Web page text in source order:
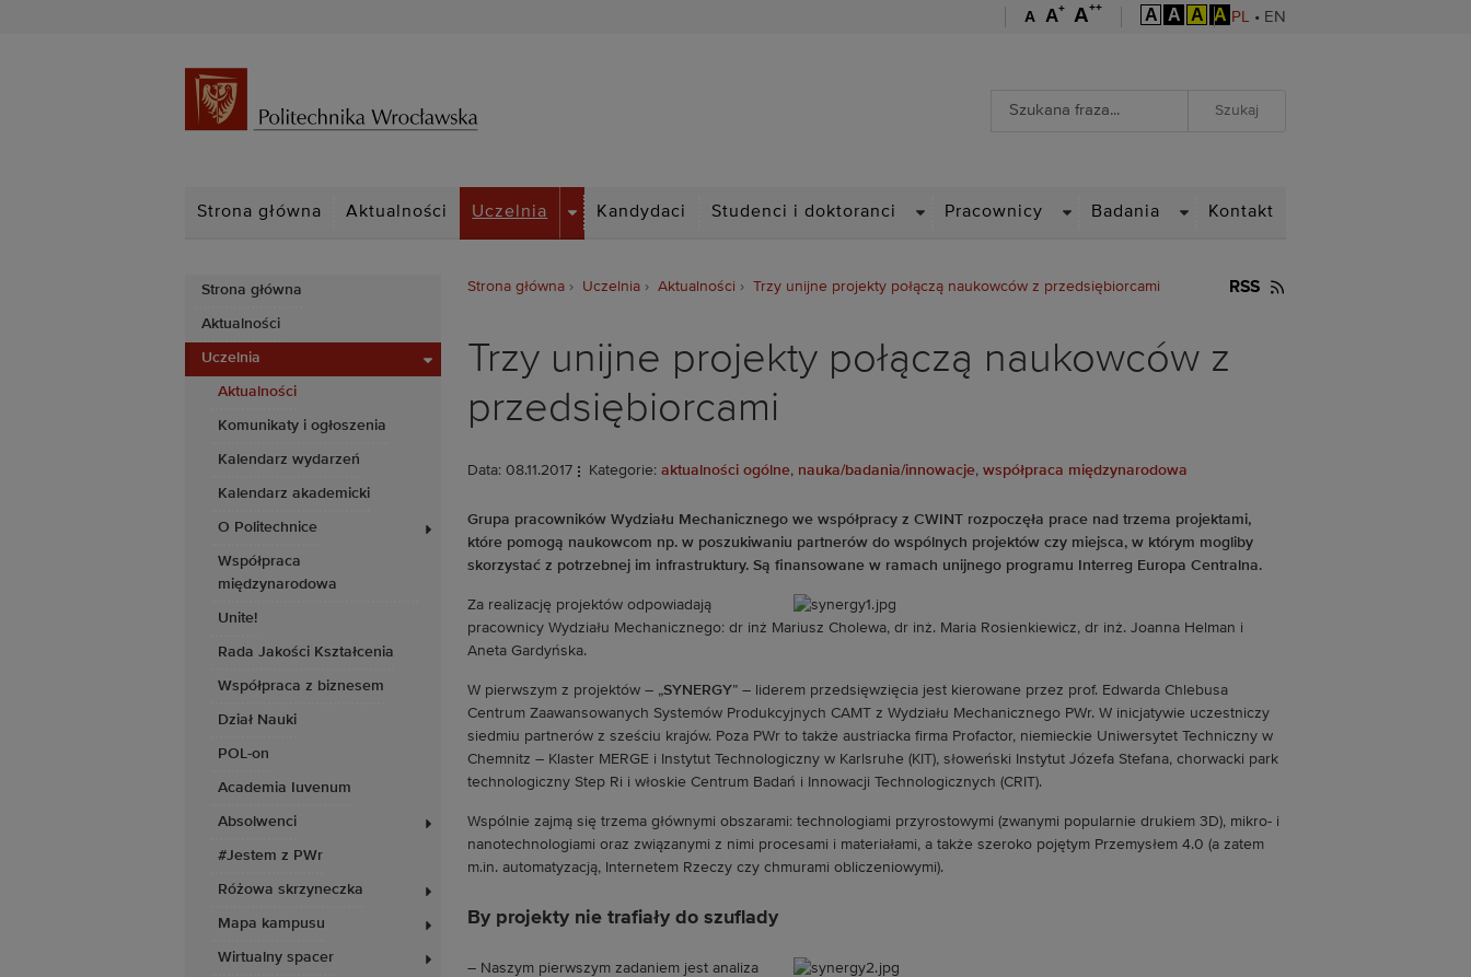
A A+ A++ A A A A PL • EN
Wyszukiwarka
Strona główna Aktualności Uczelnia
DROPDOWN
Kandydaci Studenci i doktoranci Pracownicy Badania Kontakt
Strona główna
Aktualności
Uczelnia
Aktualności
Komunikaty i ogłoszenia
Kalendarz wydarzeń
Kalendarz akademicki
O Politechnice
Współpraca
międzynarodowa
Unite!
Rada Jakości Kształcenia
Współpraca z biznesem
Dział Nauki
POL-on
Academia Iuvenum
Absolwenci
#Jestem z PWr
Różowa skrzyneczka
Mapa kampusu
Wirtualny spacer
Strona główna Uczelnia Aktualności Trzy unijne projekty połączą naukowców z przedsiębiorcami RSS
Trzy unijne projekty połączą naukowców z
przedsiębiorcami
Data: 08.11.2017 Kategorie: aktualności ogólne, nauka/badania/innowacje, współpraca międzynarodowa
Grupa pracowników Wydziału Mechanicznego we współpracy z CWINT rozpoczęła prace nad trzema projektami,
które pomogą naukowcom np. w poszukiwaniu partnerów do wspólnych projektów czy miejsca, w którym mogliby
skorzystać z potrzebnej im infrastruktury. Są finansowane w ramach unijnego programu Interreg Europa Centralna.
Za realizację projektów odpowiadają
pracownicy Wydziału Mechanicznego: dr inż Mariusz Cholewa, dr inż. Maria Rosienkiewicz, dr inż. Joanna Helman i
Aneta Gardyńska.
W pierwszym z projektów – „SYNERGY” – liderem przedsięwzięcia jest kierowane przez prof. Edwarda Chlebusa
Centrum Zaawansowanych Systemów Produkcyjnych CAMT z Wydziału Mechanicznego PWr. W inicjatywie uczestniczy
siedmiu partnerów z sześciu krajów. Poza PWr to także austriacka firma Profactor, niemieckie Uniwersytet Techniczny w
Chemnitz – Klaster MERGE i Instytut Technologiczny w Karlsruhe (KIT), słoweński Instytut Józefa Stefana, chorwacki park
technologiczny Step Ri i włoskie Centrum Badań i Innowacji Technologicznych (CRIT).
Wspólnie zajmą się trzema głównymi obszarami: technologiami przyrostowymi (zwanymi popularnie drukiem 3D), mikro- i
nanotechnologiami oraz związanymi z nimi procesami i materiałami, a także szeroko pojętym Przemysłem 4.0 (a zatem
m.in. automatyzacją, Internetem Rzeczy czy chmurami obliczeniowymi).
By projekty nie trafiały do szuflady
– Naszym pierwszym zadaniem jest analiza